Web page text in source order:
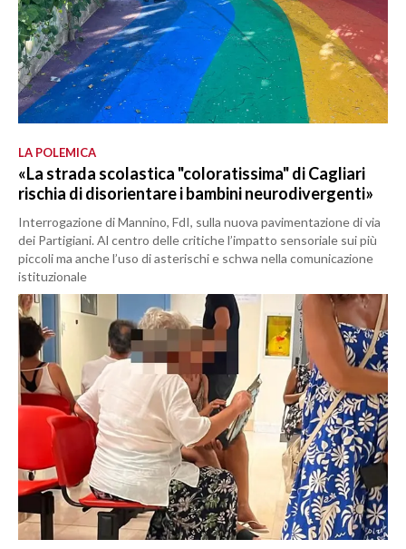
LA POLEMICA
«La strada scolastica "coloratissima" di Cagliari
rischia di disorientare i bambini neurodivergenti»
Interrogazione di Mannino, FdI, sulla nuova pavimentazione di via
dei Partigiani. Al centro delle critiche l’impatto sensoriale sui più
piccoli ma anche l’uso di asterischi e schwa nella comunicazione
istituzionale